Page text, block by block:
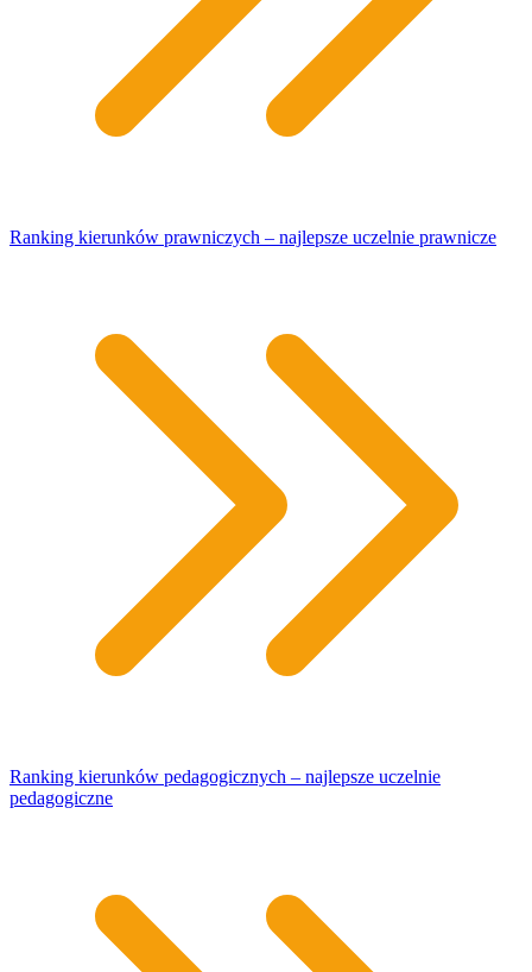
Ranking kierunków prawniczych – najlepsze uczelnie prawnicze
Ranking kierunków pedagogicznych – najlepsze uczelnie
pedagogiczne